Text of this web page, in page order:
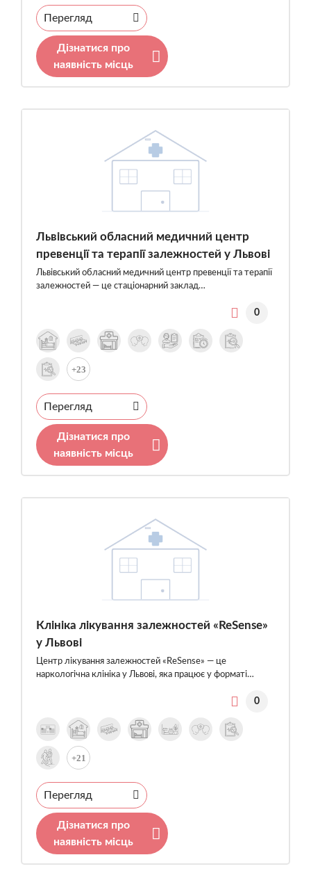
Перегляд
Дізнатися про
наявність місць
Львівський обласний медичний центр
превенції та терапії залежностей у Львові
Львівський обласний медичний центр превенції та терапії
залежностей — це стаціонарний заклад…
0
+23
Перегляд
Дізнатися про
наявність місць
Клініка лікування залежностей «ReSense»
у Львові
Центр лікування залежностей «ReSense» — це
наркологічна клініка у Львові, яка працює у форматі…
0
+21
Перегляд
Дізнатися про
наявність місць